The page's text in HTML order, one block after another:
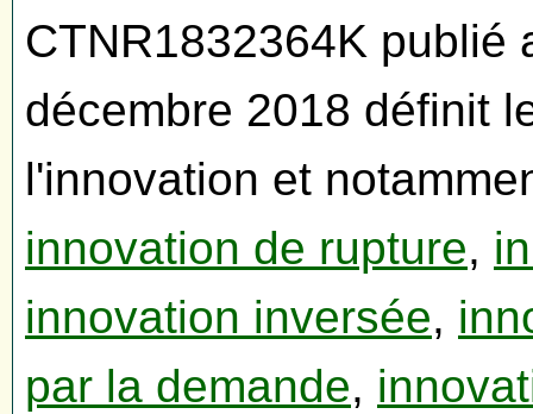
CTNR1832364K publié
décembre 2018 définit
l'innovation et
innovation de rupture,
innovation inversée,
par la demande,